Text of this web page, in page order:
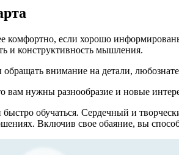
комфортно, если хорошо
и конструктивность мышления.
внимание на детали,
вам нужны разнообразие и новые
обучаться. Сердечный и
Включив свое обаяние, вы